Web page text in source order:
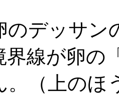
のデッサン
界線が卵の
。（上のほ